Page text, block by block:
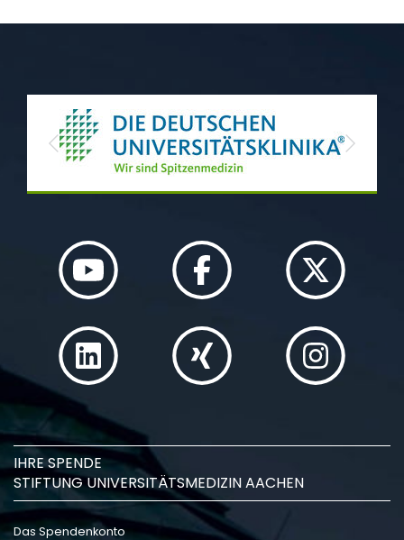
Previous Next
IHRE SPENDE
STIFTUNG UNIVERSITÄTSMEDIZIN AACHEN
Das Spendenkonto